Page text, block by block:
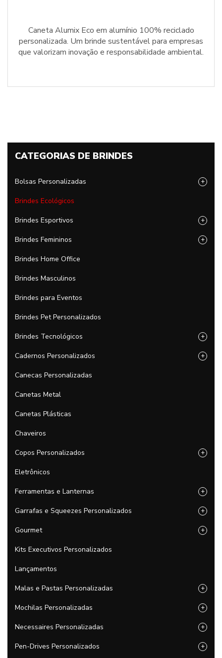
Caneta Alumix Eco em alumínio 100% reciclado
personalizada. Um brinde sustentável para empresas
que valorizam inovação e responsabilidade ambiental.
CATEGORIAS DE BRINDES
Bolsas Personalizadas +
Brindes Ecológicos
Brindes Esportivos +
Brindes Femininos +
Brindes Home Office
Brindes Masculinos
Brindes para Eventos
Brindes Pet Personalizados
Brindes Tecnológicos +
Cadernos Personalizados +
Canecas Personalizadas
Canetas Metal
Canetas Plásticas
Chaveiros
Copos Personalizados +
Eletrônicos
Ferramentas e Lanternas +
Garrafas e Squeezes Personalizados +
Gourmet +
Kits Executivos Personalizados
Lançamentos
Malas e Pastas Personalizadas +
Mochilas Personalizadas +
Necessaires Personalizadas +
Pen-Drives Personalizados +